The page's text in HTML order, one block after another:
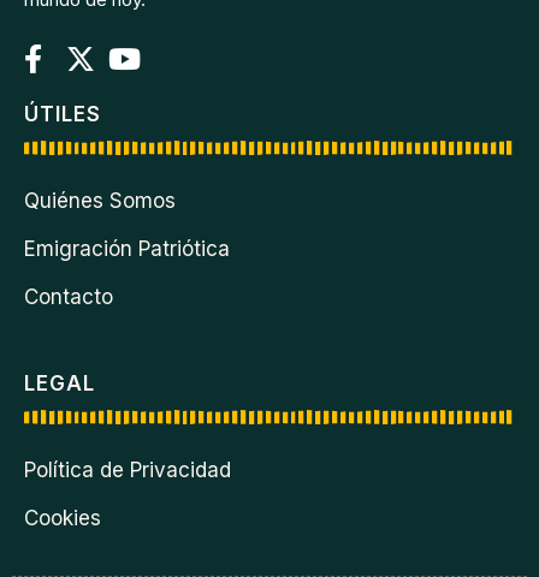
ÚTILES
Quiénes Somos
Emigración Patriótica
Contacto
LEGAL
Política de Privacidad
Cookies